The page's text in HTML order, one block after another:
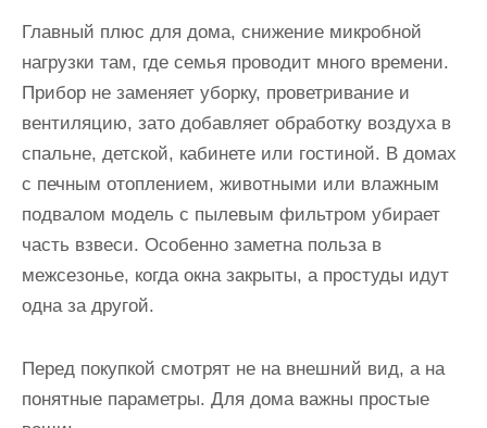
Главный плюс для дома, снижение микробной
нагрузки там, где семья проводит много времени.
Прибор не заменяет уборку, проветривание и
вентиляцию, зато добавляет обработку воздуха в
спальне, детской, кабинете или гостиной. В домах
с печным отоплением, животными или влажным
подвалом модель с пылевым фильтром убирает
часть взвеси. Особенно заметна польза в
межсезонье, когда окна закрыты, а простуды идут
одна за другой.
Перед покупкой смотрят не на внешний вид, а на
понятные параметры. Для дома важны простые